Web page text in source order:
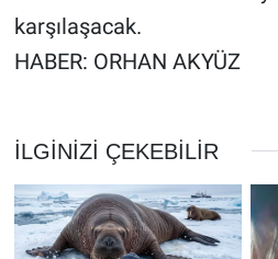
karşılaşacak.
HABER: ORHAN AKYÜZ